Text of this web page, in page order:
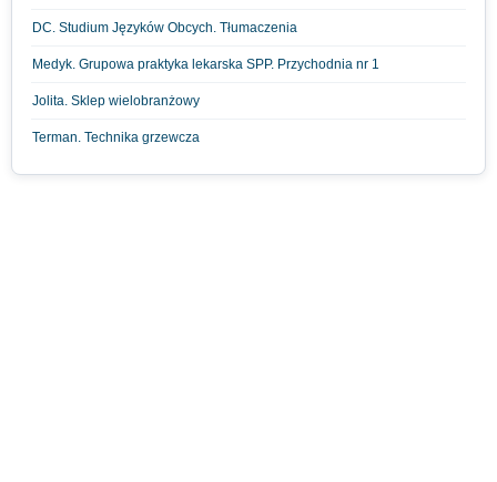
DC. Studium Języków Obcych. Tłumaczenia
Medyk. Grupowa praktyka lekarska SPP. Przychodnia nr 1
Jolita. Sklep wielobranżowy
Terman. Technika grzewcza